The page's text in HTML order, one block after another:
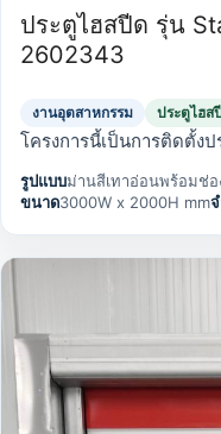
ประตูไฮสปีด รุ่น
2602343
งานอุตสาหกรรม ประตูไฮส
โครงการนี้เป็นการติดตั้ง
รูปแบบม่านสีเทาอ่อนพร้อมช่
ขนาด3000W x 2000H mm